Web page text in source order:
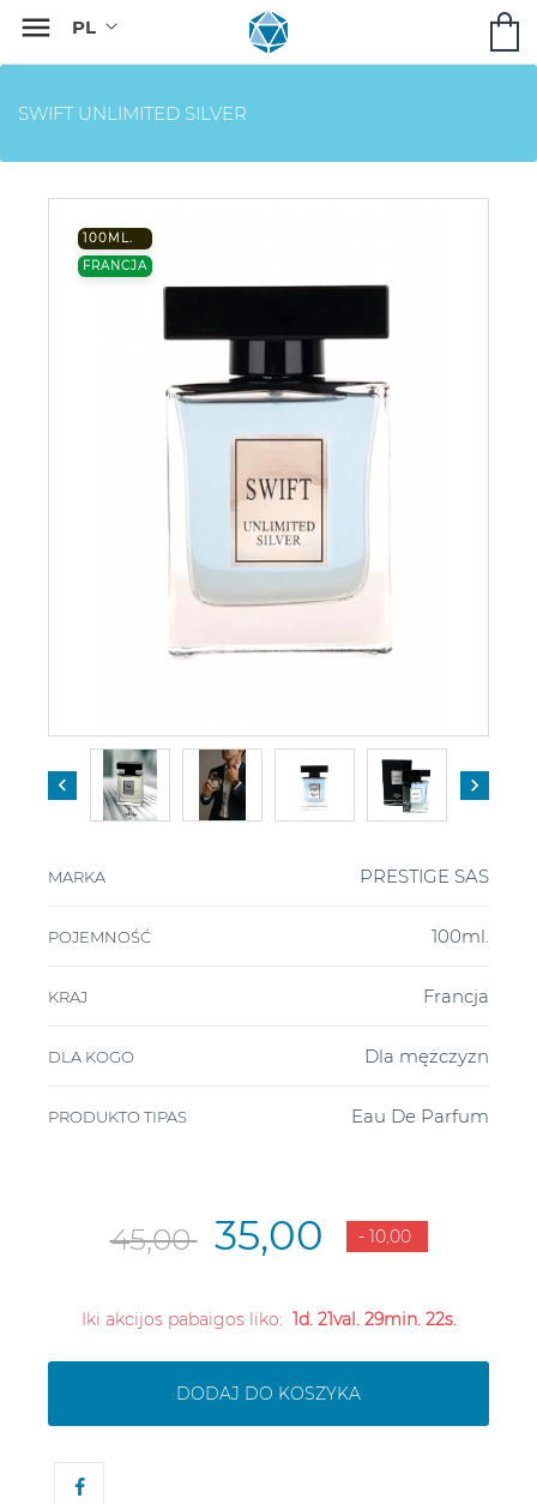

SWIFT UNLIMITED SILVER
100ML.
FRANCJA
 
MARKA PRESTIGE SAS
POJEMNOŚĆ 100ml.
KRAJ Francja
DLA KOGO Dla mężczyzn
PRODUKTO TIPAS Eau De Parfum
45,00 35,00 - 10,00
Iki akcijos pabaigos liko:1d. 21val. 29min. 21s.
DODAJ DO KOSZYKA